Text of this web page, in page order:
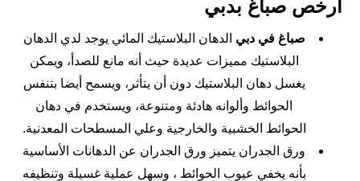
أرخص صباغ بدبي
صباغ في دبي الدهان البلاستيك المائي يوجد لدي الدهان
البلاستيك مميزات عديدة حيث أنه مانع للصدأ، ويمكن
يغسل دهان البلاستيك دون أن يتأثر، ويسمح أيضا بتنفس
الحوائط وألوانه هادئة ومتنوعة، ويستخدم في دهان
الحوائط الخشبية والخارجية وعلي المسطحات المعدنية.
ورق الجدران يتميز ورق الجدران عن الدهانات الأساسية
بأنه يخفي عيوب الحوائط ، وسهل عملية غسيلة وتنظيفه